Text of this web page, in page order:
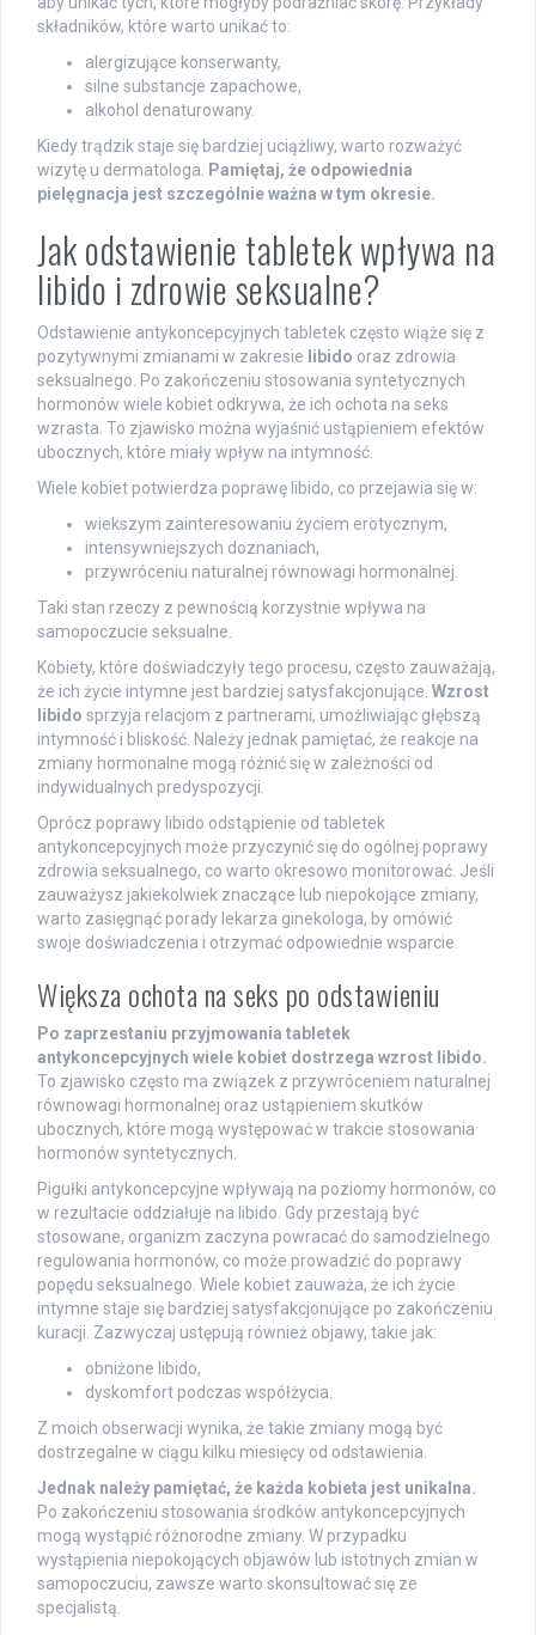
składników, które warto unikać to:
alergizujące konserwanty,
silne substancje zapachowe,
alkohol denaturowany.
Kiedy trądzik staje się bardziej uciążliwy, warto rozważyć
wizytę u dermatologa.
Pamiętaj, że odpowiednia
pielęgnacja jest szczególnie ważna w tym okresie.
Jak odstawienie tabletek wpływa na
libido i zdrowie seksualne?
Odstawienie antykoncepcyjnych tabletek często wiąże się z
pozytywnymi zmianami w zakresie libido oraz zdrowia
seksualnego. Po zakończeniu stosowania syntetycznych
hormonów wiele kobiet odkrywa, że ich ochota na seks
wzrasta. To zjawisko można wyjaśnić ustąpieniem efektów
ubocznych, które miały wpływ na intymność.
Wiele kobiet potwierdza poprawę libido, co przejawia się w:
wiekszym zainteresowaniu życiem erotycznym,
intensywniejszych doznaniach,
przywróceniu naturalnej równowagi hormonalnej.
Taki stan rzeczy z pewnością korzystnie wpływa na
samopoczucie seksualne.
Kobiety, które doświadczyły tego procesu, często zauważają,
że ich życie intymne jest bardziej satysfakcjonujące. Wzrost
libido sprzyja relacjom z partnerami, umożliwiając głębszą
intymność i bliskość. Należy jednak pamiętać, że reakcje na
zmiany hormonalne mogą różnić się w zależności od
indywidualnych predyspozycji.
Oprócz poprawy libido odstąpienie od tabletek
antykoncepcyjnych może przyczynić się do ogólnej poprawy
zdrowia seksualnego, co warto okresowo monitorować. Jeśli
zauważysz jakiekolwiek znaczące lub niepokojące zmiany,
warto zasięgnąć porady lekarza ginekologa, by omówić
swoje doświadczenia i otrzymać odpowiednie wsparcie.
Większa ochota na seks po odstawieniu
Po zaprzestaniu przyjmowania tabletek
antykoncepcyjnych wiele kobiet dostrzega wzrost libido.
To zjawisko często ma związek z przywróceniem naturalnej
równowagi hormonalnej oraz ustąpieniem skutków
ubocznych, które mogą występować w trakcie stosowania
hormonów syntetycznych.
Pigułki antykoncepcyjne wpływają na poziomy hormonów, co
w rezultacie oddziałuje na libido. Gdy przestają być
stosowane, organizm zaczyna powracać do samodzielnego
regulowania hormonów, co może prowadzić do poprawy
popędu seksualnego. Wiele kobiet zauważa, że ich życie
intymne staje się bardziej satysfakcjonujące po zakończeniu
kuracji. Zazwyczaj ustępują również objawy, takie jak:
obniżone libido,
dyskomfort podczas współżycia.
Z moich obserwacji wynika, że takie zmiany mogą być
dostrzegalne w ciągu kilku miesięcy od odstawienia.
Jednak należy pamiętać, że każda kobieta jest unikalna.
Po zakończeniu stosowania środków antykoncepcyjnych
mogą wystąpić różnorodne zmiany. W przypadku
wystąpienia niepokojących objawów lub istotnych zmian w
samopoczuciu, zawsze warto skonsultować się ze
specjalistą.